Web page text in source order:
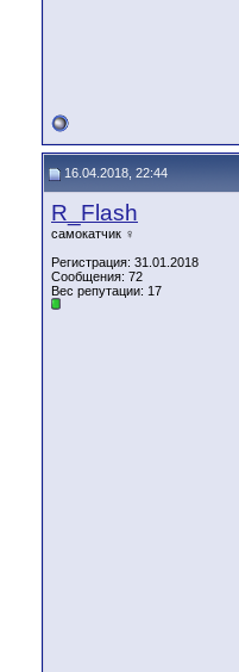
16.04.2018, 22:44
R_Flash
самокатчик ♀
Регистрация: 31.01.2018
Сообщения: 72
Вес репутации: 17